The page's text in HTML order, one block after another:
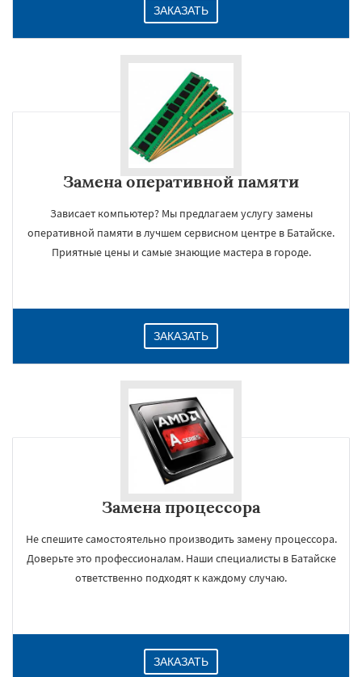
ЗАКАЗАТЬ
Замена оперативной памяти
Зависает компьютер? Мы предлагаем услугу замены
оперативной памяти в лучшем сервисном центре в Батайске.
Приятные цены и самые знающие мастера в городе.
ЗАКАЗАТЬ
Замена процессора
Не спешите самостоятельно производить замену процессора.
Доверьте это профессионалам. Наши специалисты в Батайске
ответственно подходят к каждому случаю.
ЗАКАЗАТЬ